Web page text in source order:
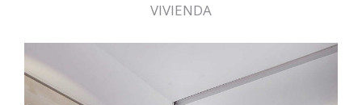
VIVIENDA